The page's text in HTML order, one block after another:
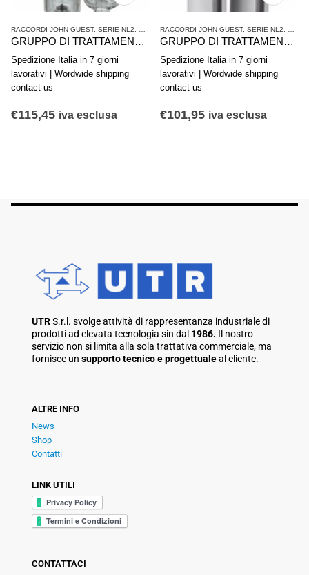
ARIA COMPRESSA
RACCORDI JOHN GUEST,SERIE NL2,TRATTAMENTO ARIA COMPRESSA
GRUPPO DI TRATTAMENTO ARIA IN 2 PARTI AVENTICS SERIE NL1-ACD 0821300731
Spedizione Italia in 7 giorni
lavorativi | Wordwide shipping
contact us
115,45 iva esclusa
RACCORDI JOHN GUEST,SERIE NL2,
GRUPPO DI TRATTAMENTO ARIA IN 2 PARTI AVENTICS SERIE AS2-ACD R412006298
Spedizione Italia in 7 giorni
lavorativi | Wordwide shipping
contact us
101,95 iva esclusa
UTRS.r.l. svolge attività di rappresentanza industriale di
prodotti ad elevata tecnologia sin dal 1986. Il nostro
servizio non si limita alla sola trattativa commerciale, ma
fornisce un supporto tecnico e progettualeal cliente.
ALTRE INFO
News
Shop
Contatti
LINK UTILI
CONTATTACI